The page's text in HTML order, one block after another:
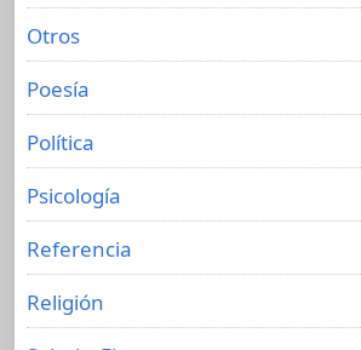
Otros
Poesía
Política
Psicología
Referencia
Religión